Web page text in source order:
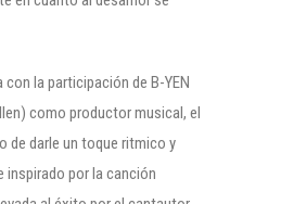
la participación de B-YEN
como productor musical, el
de darle un toque ritmico y
inspirado por la canción